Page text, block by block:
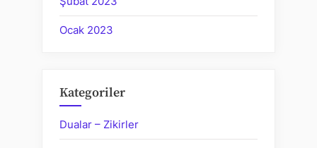
Ocak 2023
Kategoriler
Dualar – Zikirler